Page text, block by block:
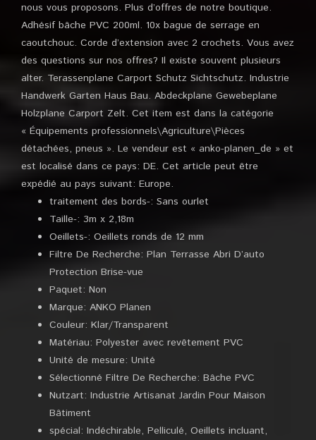
nous vous proposons. Plus d’offres de notre boutique.
Adhésif bâche PVC 200ml. 10x bague de serrage en
caoutchouc. Corde d’extension avec 2 crochets. Vous avez
des questions sur nos offres? Il existe souvent plusieurs
alter. Terassenplane Carport Schutz Sichtschutz. Industrie
Handwerk Garten Haus Bau. Abdeckplane Gewebeplane
Holzplane Carport Zelt. Cet item est dans la catégorie
« Équipements professionnels\Agriculture\Pièces
détachées, pneus ». Le vendeur est « anko-planen_de » et
est localisé dans ce pays: DE. Cet article peut être
expédié au pays suivant: Europe.
traitement des bords-: Sans ourlet
Taille-: 3m x 2,18m
Oeillets-: Oeillets ronds de 12 mm
Filtre De Recherche: Plan Terrasse Abri D’auto
Protection Brise-vue
Paquet: Non
Marque: ANKO Planen
Couleur: Klar/Transparent
Matériau: Polyester avec revêtement PVC
Unité de mesure: Unité
Sélectionné Filtre De Recherche: Bâche PVC
Nutzart: Industrie Artisanat Jardin Pour Maison
Bâtiment
spécial: Indéchirable, Pelliculé, Oeillets incluant,